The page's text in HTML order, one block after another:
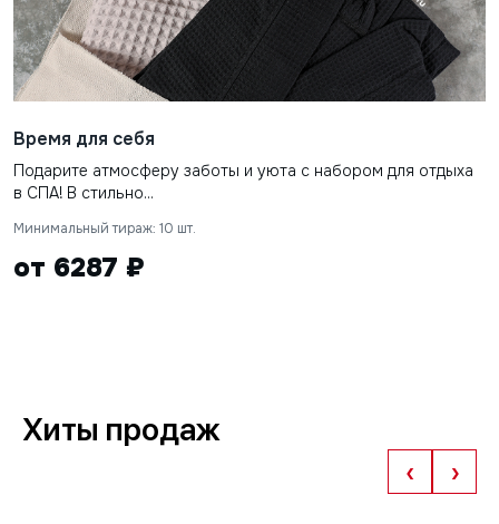
Время для себя
Подарите атмосферу заботы и уюта с набором для отдыха
в СПА! В стильно...
Минимальный тираж: 10 шт.
от 6287 ₽
Хиты продаж
‹ ›